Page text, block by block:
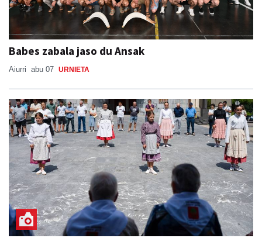
Babes zabala jaso du Ansak
Aiurri abu 07 URNIETA